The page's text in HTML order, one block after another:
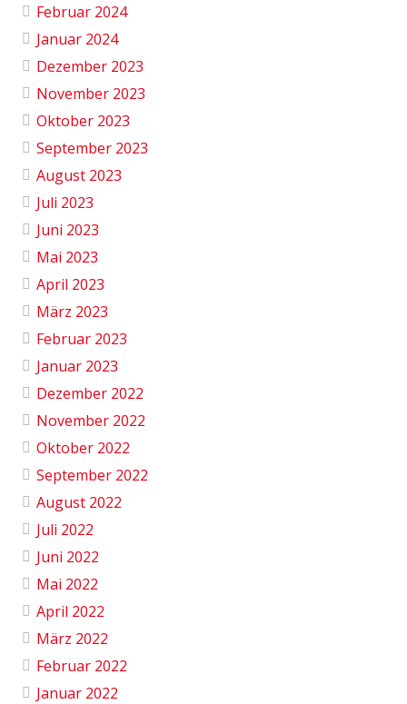
Februar 2024
Januar 2024
Dezember 2023
November 2023
Oktober 2023
September 2023
August 2023
Juli 2023
Juni 2023
Mai 2023
April 2023
März 2023
Februar 2023
Januar 2023
Dezember 2022
November 2022
Oktober 2022
September 2022
August 2022
Juli 2022
Juni 2022
Mai 2022
April 2022
März 2022
Februar 2022
Januar 2022